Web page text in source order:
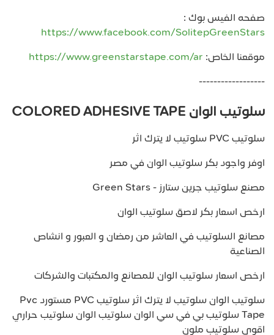
صفحه الفيس بوك :
https://www.facebook.com/SolitepGreenStars
موقعنا الخاص: https://www.greenstarstape.com/ar
------------------
سلوتيب الوان COLORED ADHESIVE TAPE
سلوتيب PVC سلوتيب لا يترك اثر
اوفر واجود بكر سلوتيب الوان في مصر
مصنع سلوتيب جرين ستارز - Green Stars
ارخص اسعار بكر لاصق سلوتيب الوان
مصانع السلوتيب في العاشر من رمضان و العبور و انشاص
الصناعية
ارخص اسعار سلوتيب الوان للمصانع والمكتبات والشركات
سلوتيب الوان سلوتيب لا يترك اثر سلوتيب PVC مستورد Pvc
Tape سلوتيب بي في سي الوان سلوتيب الوان سلوتيب حراري
اقوي سلوتيب ملون